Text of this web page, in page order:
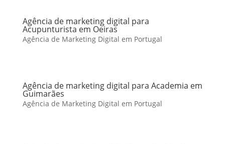
Agência de marketing digital para
Acupunturista em Oeiras
Agência de Marketing Digital em Portugal
Agência de marketing digital para Academia em
Guimarães
Agência de Marketing Digital em Portugal